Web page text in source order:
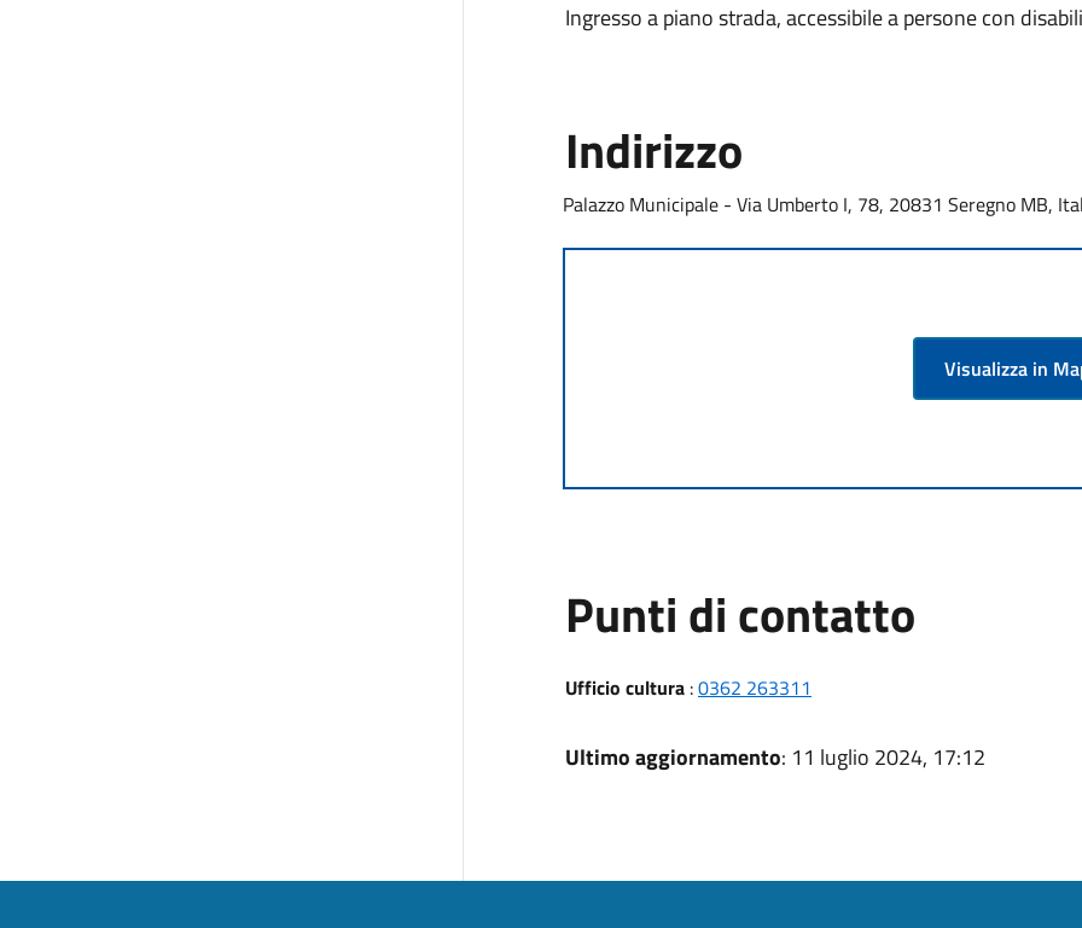
Ingresso a piano strada, accessibile a persone con
Indirizzo
Palazzo Municipale - Via Umberto I, 78, 20831 Seregno MB,
Visualizza in
Punti di contatto
Ufficio cultura:0362 263311
Ultimo aggiornamento: 11 luglio 2024, 17:12